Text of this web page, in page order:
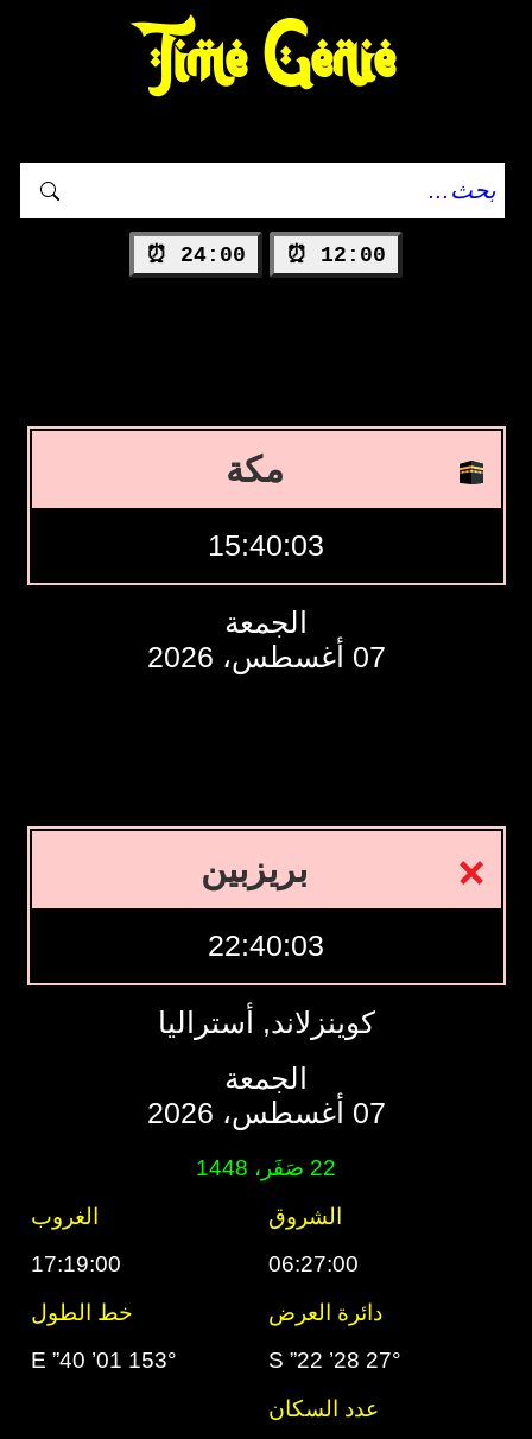
Time Genie
12:00 ⏰
24:00 ⏰
مكة
15:40:04
الجمعة
07 أغسطس، 2026
بريزبين
22:40:04
كوينزلاند, أستراليا
الجمعة
07 أغسطس، 2026
22 صَفَر، 1448
الشروق
الغروب
06:27:00
17:19:00
دائرة العرض
خط الطول
27° 28’ 22” S
153° 01’ 40” E
عدد السكان